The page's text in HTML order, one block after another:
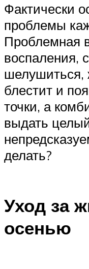
Фактически
проблемы
Проблемная
воспаления,
шелушиться,
блестит и
точки, а
выдать
делать?
Уход за
осенью